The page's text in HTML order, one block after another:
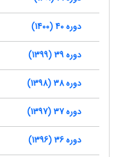
دوره 40 (1400)
دوره 39 (1399)
دوره 38 (1398)
دوره 37 (1397)
دوره 36 (1396)